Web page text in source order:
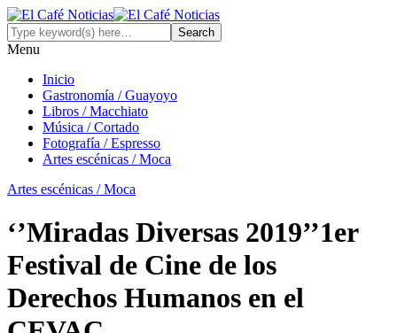
Menu
Inicio
Gastronomía / Guayoyo
Libros / Macchiato
Música / Cortado
Fotografía / Espresso
Artes escénicas / Moca
Artes escénicas / Moca
‘’Miradas Diversas 2019’’1er
Festival de Cine de los
Derechos Humanos en el